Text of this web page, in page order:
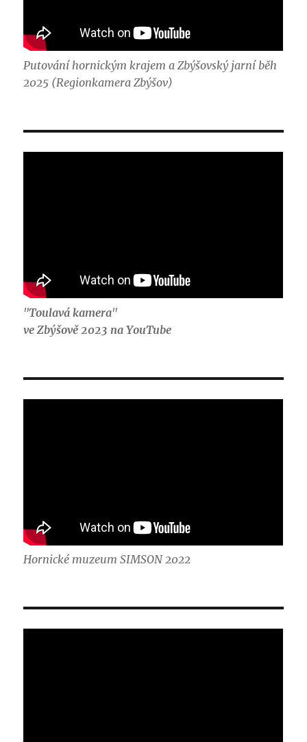
Putování hornickým krajem a Zbýšovský jarní běh
2025 (Regionkamera Zbýšov)
"Toulavá kamera"
ve Zbýšově 2023 na YouTube
Hornické muzeum SIMSON 2022